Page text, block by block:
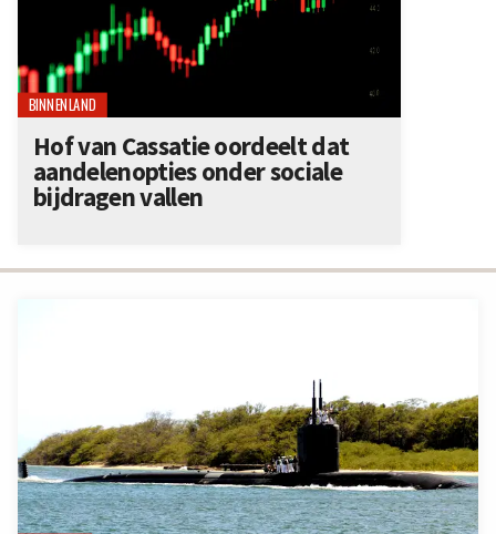
BINNENLAND
Hof van Cassatie oordeelt dat
aandelenopties onder sociale
bijdragen vallen